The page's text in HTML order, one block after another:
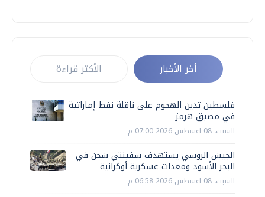
أخر الأخبار الأكثر قراءة
فلسطين تدين الهجوم على ناقلة نفط إماراتية
في مضيق هرمز
السبت، 08 اغسطس 2026 07:00 م
الجيش الروسي يستهدف سفينتي شحن في
البحر الأسود ومعدات عسكرية أوكرانية
السبت، 08 اغسطس 2026 06:58 م